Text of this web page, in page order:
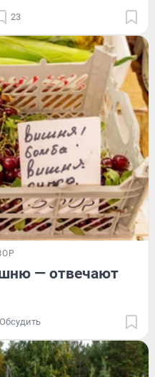
23
— отвечают
Обсудить